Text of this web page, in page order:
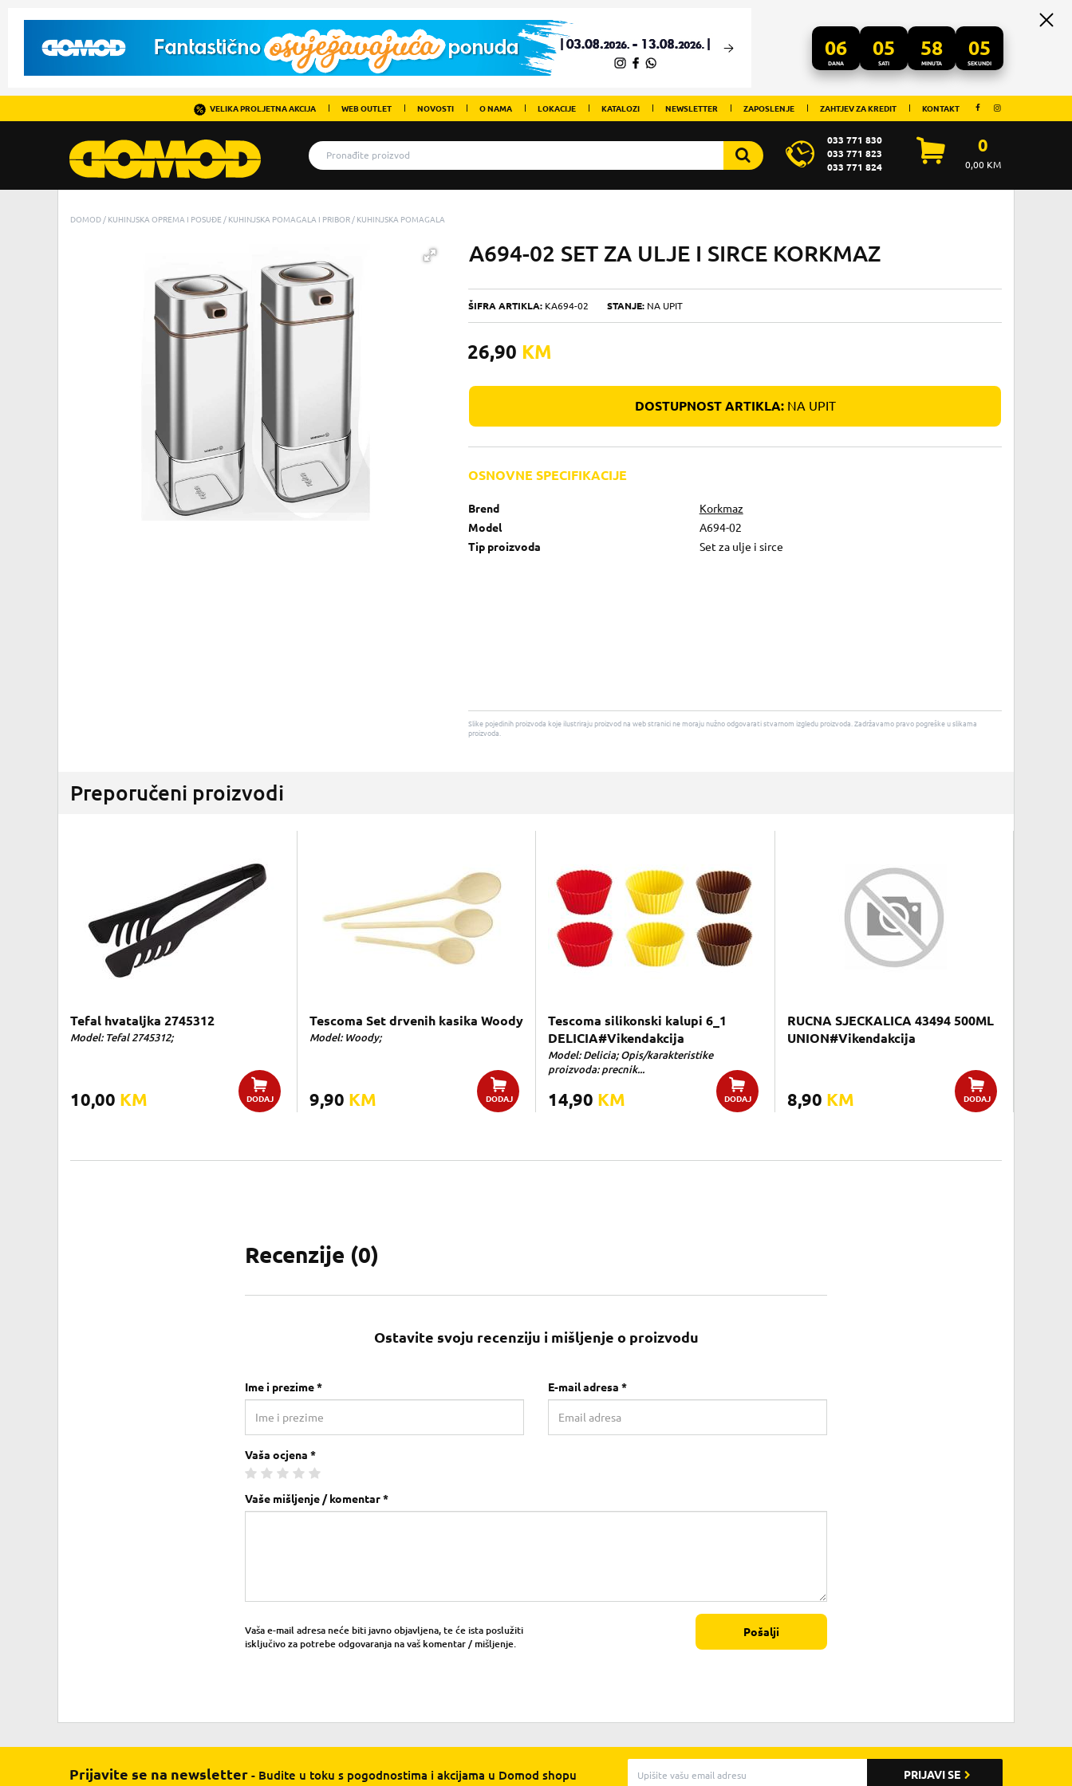
06
DANA
05
SATI
58
MINUTA
05
SEKUNDI
VELIKA PROLJETNA AKCIJA WEB OUTLET NOVOSTI O NAMA LOKACIJE KATALOZI NEWSLETTER ZAPOSLENJE ZAHTJEV ZA KREDIT KONTAKT
033 771 830
033 771 823
033 771 824
0
0,00KM
DOMOD KUHINJSKA OPREMA I POSUĐE KUHINJSKA POMAGALA I PRIBOR KUHINJSKA POMAGALA
A694-02 SET ZA ULJE I SIRCE KORKMAZ
ŠIFRA ARTIKLA: KA694-02 STANJE: NA UPIT
26,90 KM
DOSTUPNOST ARTIKLA:NA UPIT
OSNOVNE SPECIFIKACIJE
Brend
Korkmaz
Model
A694-02
Tip proizvoda
Set za ulje i sirce
Slike pojedinih proizvoda koje ilustriraju proizvod na web stranici ne moraju nužno odgovarati stvarnom izgledu proizvoda. Zadržavamo pravo pogreške u slikama
proizvoda.
Preporučeni proizvodi
Tefal hvataljka 2745312
Model: Tefal 2745312;
10,00 KM DODAJ
Tescoma Set drvenih kasika Woody
Model: Woody;
9,90 KM DODAJ
Tescoma silikonski kalupi 6_1
DELICIA#Vikendakcija
Model: Delicia; Opis/karakteristike
proizvoda: precnik...
14,90 KM DODAJ
RUCNA SJECKALICA 43494 500ML
UNION#Vikendakcija
8,90 KM DODAJ
Recenzije (0)
Ostavite svoju recenziju i mišljenje o proizvodu
Ime i prezime * E-mail adresa *
Vaša ocjena *
Vaše mišljenje / komentar *
Vaša e-mail adresa neće biti javno objavljena, te će ista poslužiti
isključivo za potrebe odgovaranja na vaš komentar / mišljenje.
Pošalji
Prijavite se na newsletter - Budite u toku s pogodnostima i akcijama u Domod shopu PRIJAVI SE